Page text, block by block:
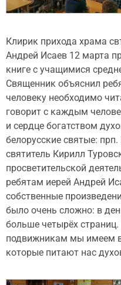
Клирик прихода храма
Андрей Исаев 12 марта
книге с учащимися
Священник объяснил
человеку необходимо
говорит с каждым
и сердце богатством
белорусские святые:
святитель Кирилл
просветительской
ребятам иерей Андрей
собственные
было очень сложно: в
больше четырёх
подвижникам мы имеем
которые питают нас